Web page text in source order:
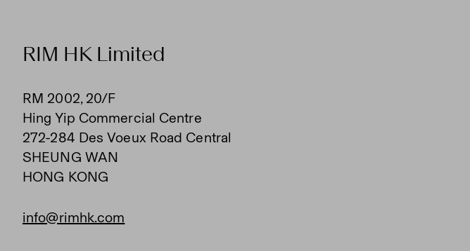
RIM HK Limited
RM 2002, 20/F
Hing Yip Commercial Centre
272-284 Des Voeux Road Central
SHEUNG WAN
HONG KONG
info@rimhk.com